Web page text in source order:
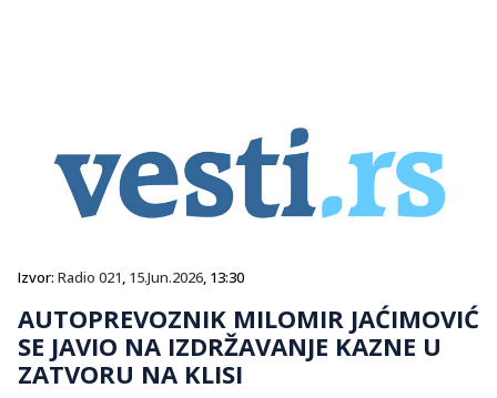
Izvor: Radio 021, 15.Jun.2026, 13:30
AUTOPREVOZNIK MILOMIR JAĆIMOVIĆ
SE JAVIO NA IZDRŽAVANJE KAZNE U
ZATVORU NA KLISI